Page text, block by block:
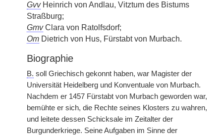
GvvHeinrich von Andlau, Vitztum des Bistums
Straßburg;
GmvClara von Ratolfsdorf;
Om Dietrich von Hus, Fürstabt von Murbach.
Biographie
B. soll Griechisch gekonnt haben, war Magister der
Universität Heidelberg und Konventuale von Murbach.
Nachdem er 1457 Fürstabt von Murbach geworden war,
bemühte er sich, die Rechte seines Klosters zu wahren,
und leitete dessen Schicksale im Zeitalter der
Burgunderkriege. Seine Aufgaben im Sinne der